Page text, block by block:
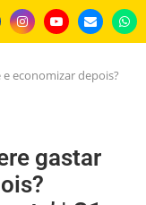
economizar depois?
gastar